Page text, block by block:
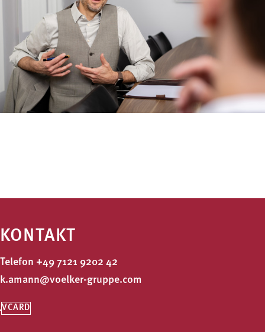
KONTAKT
Telefon +49 7121 9202 42
k.amann@voelker-gruppe.com
VCARD